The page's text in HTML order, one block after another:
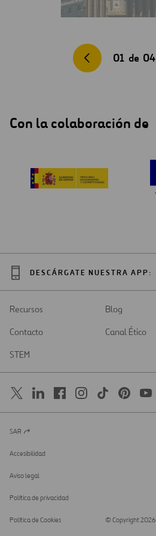
01 de 04
Con la colaboración de
DESCÁRGATE NUESTRA APP:
Recursos
Blog
Contacto
Canal Ético
STEM
Abrir
una
nueva
SAR
Accesibilidad
Aviso legal
Política de privacidad
Política de Cookies © Copyright 2026